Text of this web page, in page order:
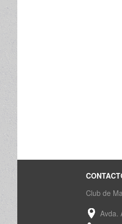
Club de
Avda.